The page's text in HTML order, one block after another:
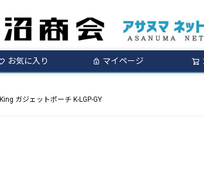
お気に入り マイページ
King ガジェットポーチ K-LGP-GY